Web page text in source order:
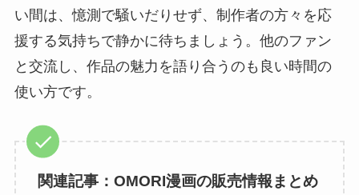
い間は、憶測で騒いだりせず、制作者の方々を応
援する気持ちで静かに待ちましょう。他のファン
と交流し、作品の魅力を語り合うのも良い時間の
使い方です。
関連記事：OMORI漫画の販売情報まとめ